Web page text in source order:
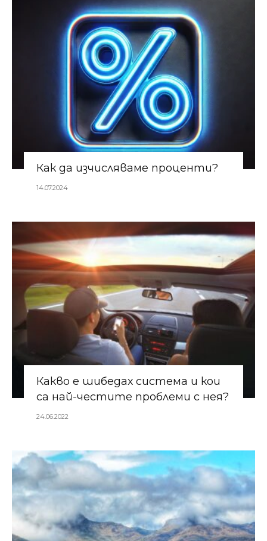
Как да изчисляваме проценти?
14.07.2024
Какво е шибедах система и кои
са най-честите проблеми с нея?
24.06.2022